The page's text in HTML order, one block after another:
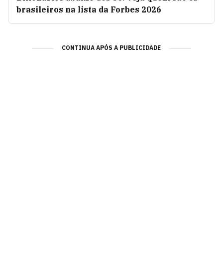
brasileiros na lista da Forbes 2026
CONTINUA APÓS A PUBLICIDADE